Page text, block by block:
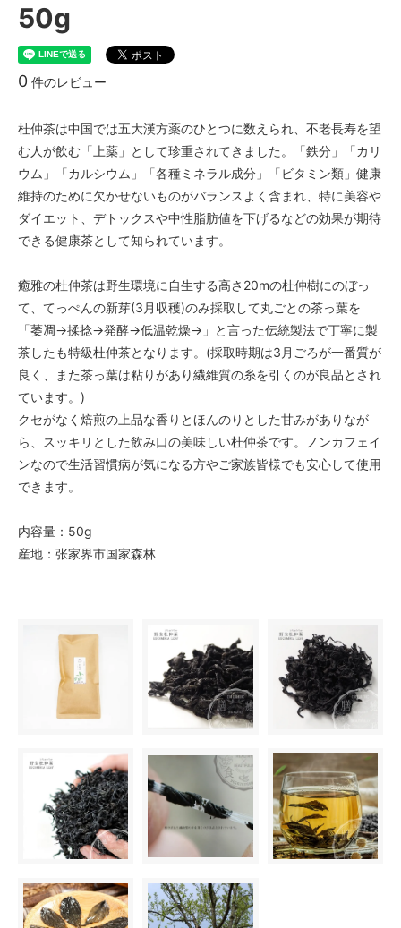
50g
0 件のレビュー
杜仲茶は中国では五大漢方薬のひとつに数えられ、不老長寿を望
む人が飲む「上薬」として珍重されてきました。「鉄分」「カリ
ウム」「カルシウム」「各種ミネラル成分」「ビタミン類」健康
維持のために欠かせないものがバランスよく含まれ、特に美容や
ダイエット、デトックスや中性脂肪値を下げるなどの効果が期待
できる健康茶として知られています。
癒雅の杜仲茶は野生環境に自生する高さ20mの杜仲樹にのぼっ
て、てっぺんの新芽(3月収穫)のみ採取して丸ごとの茶っ葉を
「萎凋→揉捻→発酵→低温乾燥→」と言った伝統製法で丁寧に製
茶したも特級杜仲茶となります。(採取時期は3月ごろが一番質が
良く、また茶っ葉は粘りがあり繊維質の糸を引くのが良品とされ
ています。)
クセがなく焙煎の上品な香りとほんのりとした甘みがありなが
ら、スッキリとした飲み口の美味しい杜仲茶です。ノンカフェイ
ンなので生活習慣病が気になる方やご家族皆様でも安心して使用
できます。
内容量：50g
産地：张家界市国家森林